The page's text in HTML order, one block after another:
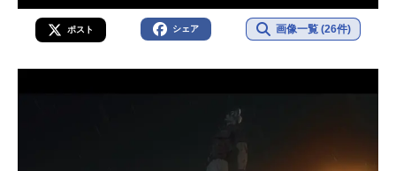
ポスト シェア 画像一覧 (26件)